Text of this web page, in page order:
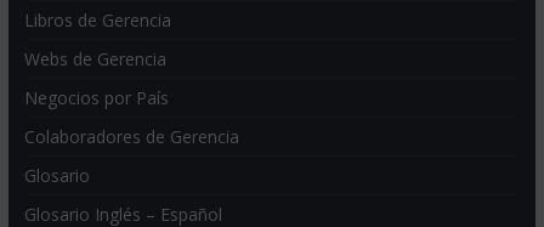
Libros de Gerencia
Webs de Gerencia
Negocios por País
Colaboradores de Gerencia
Glosario
Glosario Inglés – Español